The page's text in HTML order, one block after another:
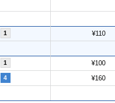
1 ¥110
1 ¥100
4 ¥160